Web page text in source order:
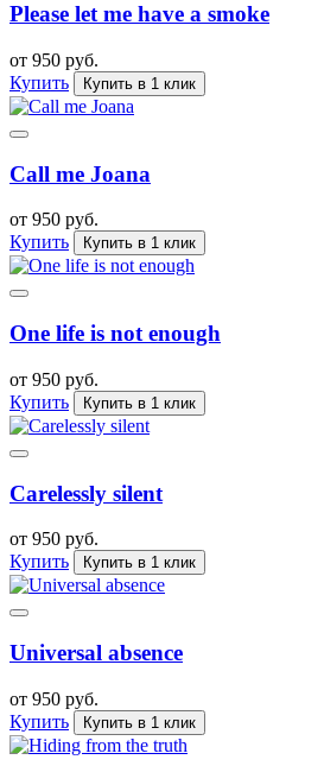
Please let me have a smoke
от 950 руб.
Купить
Купить в 1 клик
Call me Joana
от 950 руб.
Купить
Купить в 1 клик
One life is not enough
от 950 руб.
Купить
Купить в 1 клик
Carelessly silent
от 950 руб.
Купить
Купить в 1 клик
Universal absence
от 950 руб.
Купить
Купить в 1 клик